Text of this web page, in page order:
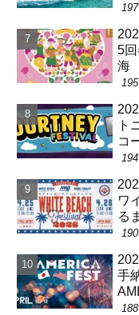
5
海
ト
コ
ワ
る
手